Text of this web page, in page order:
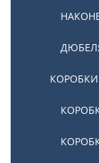
КОРОБКИ